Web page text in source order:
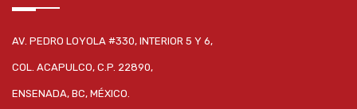
AV. PEDRO LOYOLA #330, INTERIOR 5 Y 6,
COL. ACAPULCO, C.P. 22890,
ENSENADA, BC, MÉXICO.